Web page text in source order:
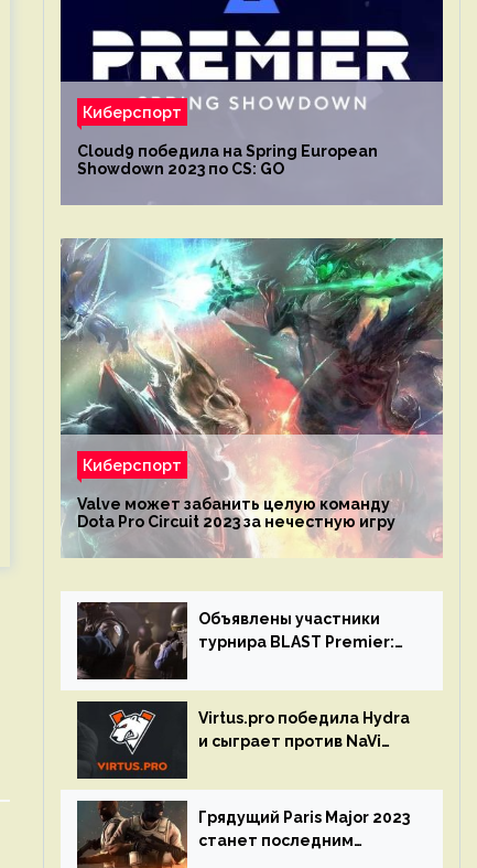
Киберспорт
Cloud9 победила на Spring European
Showdown 2023 по CS: GO
Киберспорт
Valve может забанить целую команду
Dota Pro Circuit 2023 за нечестную игру
Объявлены участники
турнира BLAST Premier:
Virtus.pro победила Hydra
и сыграет против NaVi
Circuit
Грядущий Paris Major 2023
станет последним